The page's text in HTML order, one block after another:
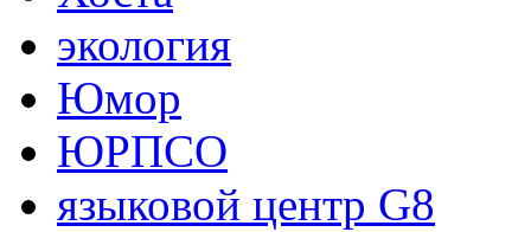
экология
Юмор
ЮРПСО
языковой центр G8